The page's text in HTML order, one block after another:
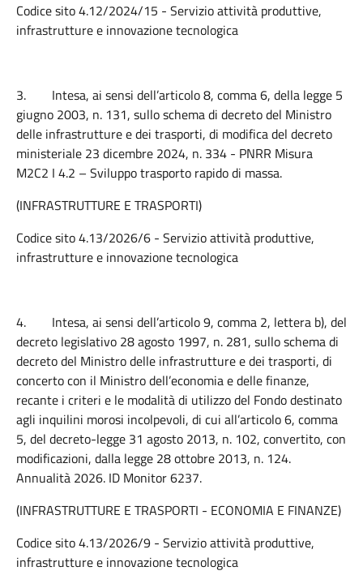
Codice sito 4.12/2024/15 - Servizio attività produttive,
infrastrutture e innovazione tecnologica
3. Intesa, ai sensi dell’articolo 8, comma 6, della legge 5
giugno 2003, n. 131, sullo schema di decreto del Ministro
delle infrastrutture e dei trasporti, di modifica del decreto
ministeriale 23 dicembre 2024, n. 334 - PNRR Misura
M2C2 I 4.2 – Sviluppo trasporto rapido di massa.
(INFRASTRUTTURE E TRASPORTI)
Codice sito 4.13/2026/6 - Servizio attività produttive,
infrastrutture e innovazione tecnologica
4. Intesa, ai sensi dell’articolo 9, comma 2, lettera b), del
decreto legislativo 28 agosto 1997, n. 281, sullo schema di
decreto del Ministro delle infrastrutture e dei trasporti, di
concerto con il Ministro dell’economia e delle finanze,
recante i criteri e le modalità di utilizzo del Fondo destinato
agli inquilini morosi incolpevoli, di cui all’articolo 6, comma
5, del decreto-legge 31 agosto 2013, n. 102, convertito, con
modificazioni, dalla legge 28 ottobre 2013, n. 124.
Annualità 2026. ID Monitor 6237.
(INFRASTRUTTURE E TRASPORTI - ECONOMIA E FINANZE)
Codice sito 4.13/2026/9 - Servizio attività produttive,
infrastrutture e innovazione tecnologica